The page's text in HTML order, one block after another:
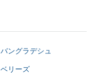
バングラデシュ
ベリーズ